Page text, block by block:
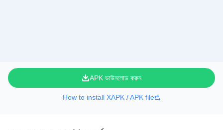
APK ডাউনলোড করুন
How to install XAPK / APK file